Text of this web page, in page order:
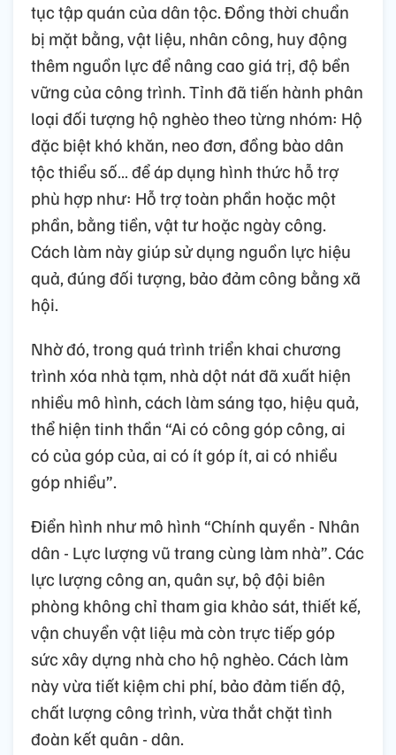
tục tập quán của dân tộc. Đồng thời chuẩn
bị mặt bằng, vật liệu, nhân công, huy động
thêm nguồn lực để nâng cao giá trị, độ bền
vững của công trình. Tỉnh đã tiến hành phân
loại đối tượng hộ nghèo theo từng nhóm: Hộ
đặc biệt khó khăn, neo đơn, đồng bào dân
tộc thiểu số… để áp dụng hình thức hỗ trợ
phù hợp như: Hỗ trợ toàn phần hoặc một
phần, bằng tiền, vật tư hoặc ngày công.
Cách làm này giúp sử dụng nguồn lực hiệu
quả, đúng đối tượng, bảo đảm công bằng xã
hội.
Nhờ đó, trong quá trình triển khai chương
trình xóa nhà tạm, nhà dột nát đã xuất hiện
nhiều mô hình, cách làm sáng tạo, hiệu quả,
thể hiện tinh thần “Ai có công góp công, ai
có của góp của, ai có ít góp ít, ai có nhiều
góp nhiều”.
Điển hình như mô hình “Chính quyền - Nhân
dân - Lực lượng vũ trang cùng làm nhà”. Các
lực lượng công an, quân sự, bộ đội biên
phòng không chỉ tham gia khảo sát, thiết kế,
vận chuyển vật liệu mà còn trực tiếp góp
sức xây dựng nhà cho hộ nghèo. Cách làm
này vừa tiết kiệm chi phí, bảo đảm tiến độ,
chất lượng công trình, vừa thắt chặt tình
đoàn kết quân - dân.